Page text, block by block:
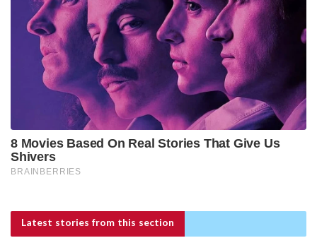
Latest stories from this section